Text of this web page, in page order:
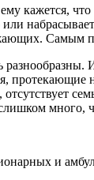
кажется,
много,
и